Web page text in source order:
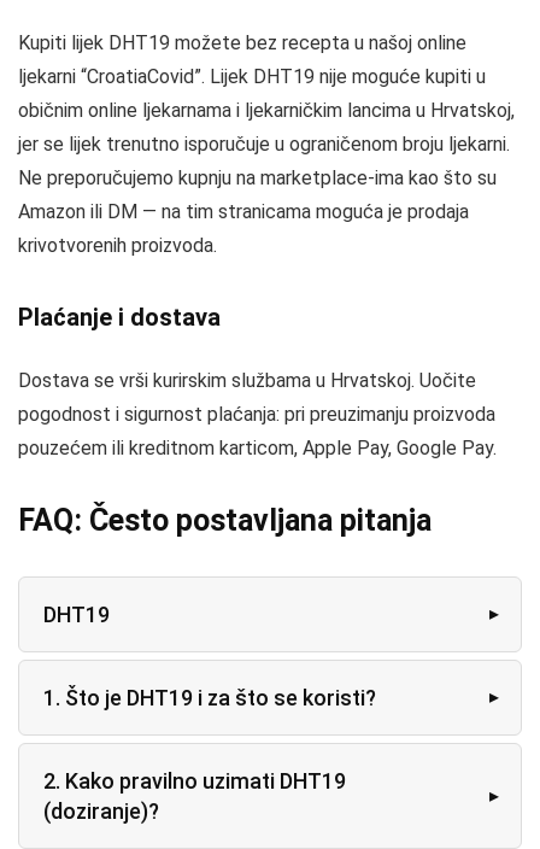
Kupiti lijek DHT19 možete bez recepta u našoj online
ljekarni “CroatiaCovid”. Lijek DHT19 nije moguće kupiti u
običnim online ljekarnama i ljekarničkim lancima u Hrvatskoj,
jer se lijek trenutno isporučuje u ograničenom broju ljekarni.
Ne preporučujemo kupnju na marketplace-ima kao što su
Amazon ili DM — na tim stranicama moguća je prodaja
krivotvorenih proizvoda.
Plaćanje i dostava
Dostava se vrši kurirskim službama u Hrvatskoj. Uočite
pogodnost i sigurnost plaćanja: pri preuzimanju proizvoda
pouzećem ili kreditnom karticom, Apple Pay, Google Pay.
FAQ: Često postavljana pitanja
DHT19
1. Što je DHT19 i za što se koristi?
2. Kako pravilno uzimati DHT19
(doziranje)?